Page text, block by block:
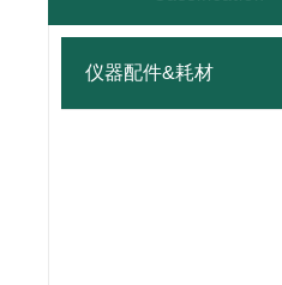
仪器配件&耗材